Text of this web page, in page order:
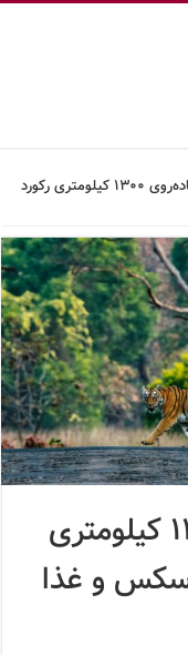
یک ببر با پیاده‌روی ۱۳۰۰ کیلومتری رکورد
یک ببر با پیاده‌روی ۱۳۰۰ کیلومتری
سکس و غذا